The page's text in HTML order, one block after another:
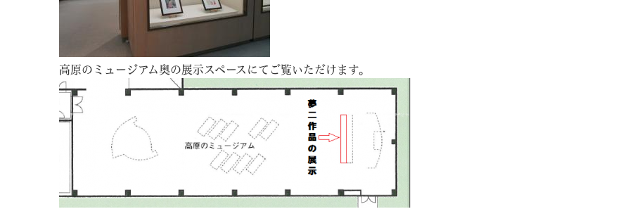
高原のミュージアム奥の展示スペースにてご覧いただけます。